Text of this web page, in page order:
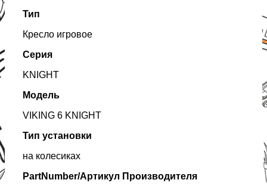
Тип
Кресло игровое
Серия
KNIGHT
Модель
VIKING 6 KNIGHT
Тип установки
на колесиках
PartNumber/Артикул Производителя